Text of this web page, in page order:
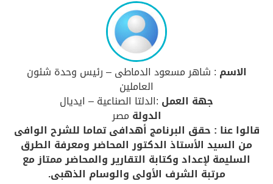
الاسم : شاهر مسعود الدماطى – رئيس وحدة شئون
العاملين
جهة العمل :الدلتا الصناعية – ايديال
الدولة مصر
قالوا عنا : حقق البرنامج أهدافى تماما للشرح الوافى
من السيد الأستاذ الدكتور المحاضر ومعرفة الطرق
السليمة لإعداد وكتابة التقارير والمحاضر ممتاز مع
مرتبة الشرف الأولى والوسام الذهبى.